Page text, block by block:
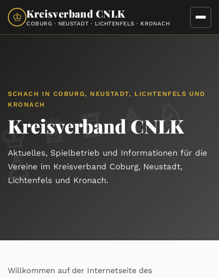
♔ Kreisverband CNLK
COBURG · NEUSTADT · LICHTENFELS · KRONACH
♙
SCHACH IN COBURG, NEUSTADT, LICHTENFELS UND
KRONACH
Kreisverband CNLK
Aktuelles, Spielbetrieb und Informationen für die
Vereine im Kreisverband Coburg, Neustadt,
Lichtenfels und Kronach.
Willkommen auf der Internetseite des